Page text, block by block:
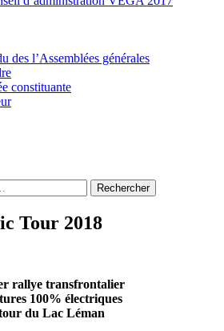
des l’Assemblées générales
constituante
Tour 2018
rallye transfrontalier
100% électriques
du Lac Léman